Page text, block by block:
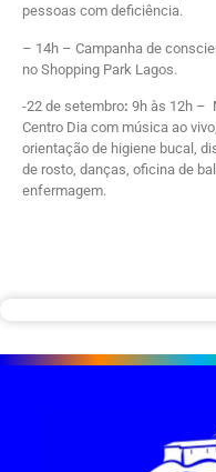
pessoas com deficiência.
– 14h – Campanha de
no Shopping Park Lagos.
-22 de setembro: 9h às 12h –
Centro Dia com música ao
orientação de higiene bucal,
de rosto, danças, oficina de
enfermagem.